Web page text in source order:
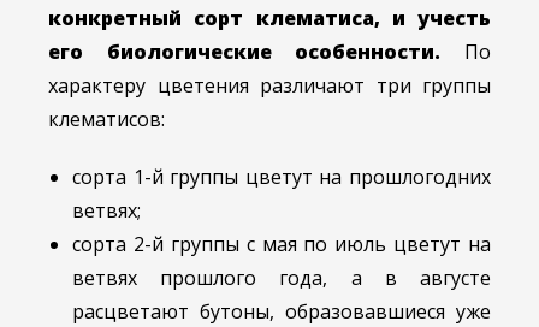
конкретный сорт клематиса, и учесть
его биологические особенности. По
характеру цветения различают три группы
клематисов:
сорта 1-й группы цветут на прошлогодних
ветвях;
сорта 2-й группы с мая по июль цветут на
ветвях прошлого года, а в августе
расцветают бутоны, образовавшиеся уже